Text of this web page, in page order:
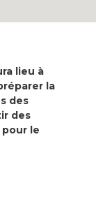
lieu à
la
des
des
le